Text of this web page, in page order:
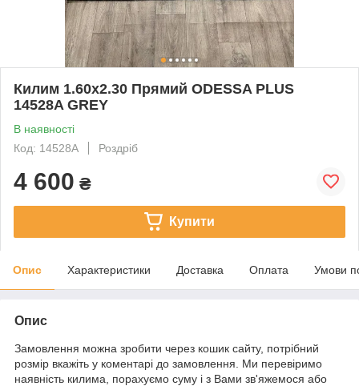
Килим 1.60х2.30 Прямий ODESSA PLUS
14528A GREY
В наявності
Код: 14528A
Роздріб
4 600 ₴
Купити
Опис Характеристики Доставка Оплата Умови
Опис
Замовлення можна зробити через кошик сайту, потрібний
розмір вкажіть у коментарі до замовлення. Ми перевіримо
наявність килима, порахуємо суму і з Вами зв'яжемося або